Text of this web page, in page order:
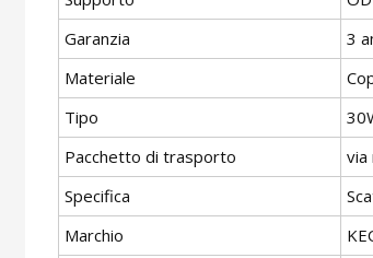
Garanzia
3
Materiale
Tipo
Pacchetto di trasporto
Specifica
Marchio